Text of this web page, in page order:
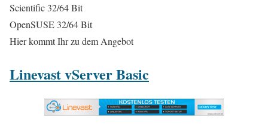
Scientific 32/64 Bit
OpenSUSE 32/64 Bit
Hier kommt Ihr zu dem Angebot
Linevast vServer Basic